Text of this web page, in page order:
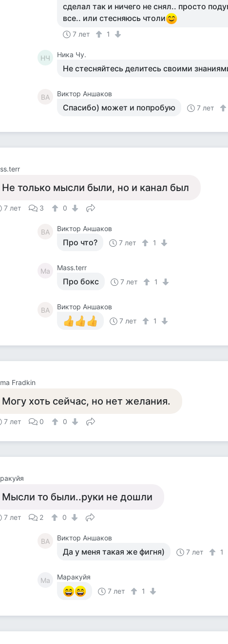
сделал так и ничего не снял.. просто
все.. или стесняюсь чтоли
7 лет 1
НЧ Ника Чу.
Не стесняйтесь делитесь своими
ВА Виктор Аншаков
Спасибо) может и попробую 7 лет
Не только мысли были, но и канал был
7 лет 3 0
ВА Виктор Аншаков
Про что? 7 лет 1
Ma Mass.terr
Про бокс 7 лет 1
ВА
Виктор Аншаков
7 лет
1
Fradkin
Могу хоть сейчас, но нет желания.
7 лет 0 0
Мысли то были..руки не дошли
7 лет 2 0
ВА Виктор Аншаков
Да у меня такая же фигня) 7 лет 1
Ма
Маракуйя
7 лет
1